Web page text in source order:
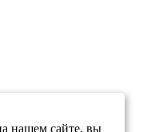
нашем сайте, вы